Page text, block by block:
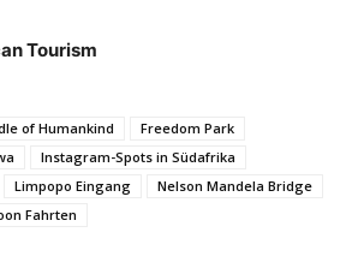
Tourism
of Humankind
Freedom Park
Instagram-Spots in Südafrika
Limpopo Eingang
Nelson Mandela Bridge
Fahrten